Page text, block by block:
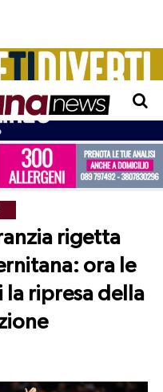
rigetta
ora le
la ripresa della